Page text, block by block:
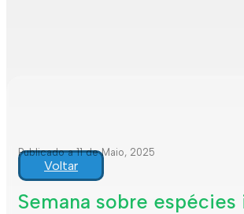
Publicado a 11 de Maio, 2025
Voltar
Semana sobre espécies